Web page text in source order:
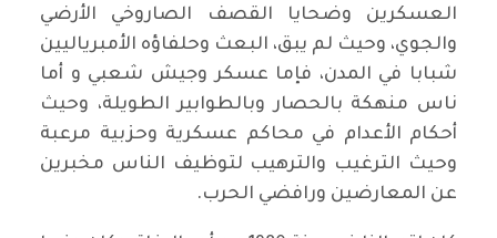
العسكرين وضحايا القصف الصاروخي الأرضي
والجوي، وحيث لم يبق، البعث وحلفاؤه الأمبرياليين
شبابا في المدن، فإما عسكر وجيش شعبي و أما
ناس منهكة بالحصار وبالطوابير الطويلة، وحيث
أحكام الأعدام في محاكم عسكرية وحزبية مرعبة
وحيث الترغيب والترهيب لتوظيف الناس مخبرين
عن المعارضين ورافضي الحرب.